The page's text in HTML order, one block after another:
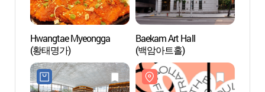
Hwangtae Myeongga
(황태명가)
Baekam Art Hall
(백암아트홀)